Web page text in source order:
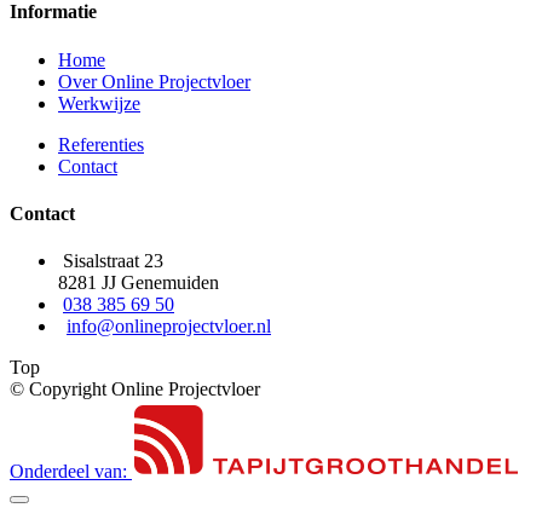
Informatie
Home
Over Online Projectvloer
Werkwijze
Referenties
Contact
Contact
Sisalstraat 23
8281 JJ Genemuiden
038 385 69 50
info@onlineprojectvloer.nl
Top
© Copyright Online Projectvloer
Onderdeel van: